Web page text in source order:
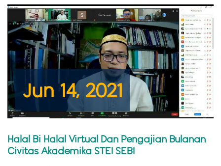
Jun 14, 2021
Halal Bi Halal Virtual Dan Pengajian Bulanan
Civitas Akademika STEI SEBI